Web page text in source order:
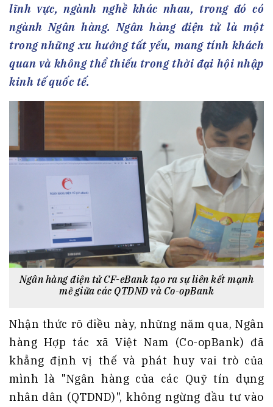
lĩnh vực, ngành nghề khác nhau, trong đó có
ngành Ngân hàng. Ngân hàng điện tử là một
trong những xu hướng tất yếu, mang tính khách
quan và không thể thiếu trong thời đại hội nhập
kinh tế quốc tế.
Ngân hàng điện tử CF-eBank tạo ra sự liên kết mạnh
mẽ giữa các QTDND và Co-opBank
Nhận thức rõ điều này, những năm qua, Ngân
hàng Hợp tác xã Việt Nam (Co-opBank) đã
khẳng định vị thế và phát huy vai trò của
mình là "Ngân hàng của các Quỹ tín dụng
nhân dân (QTDND)", không ngừng đầu tư vào